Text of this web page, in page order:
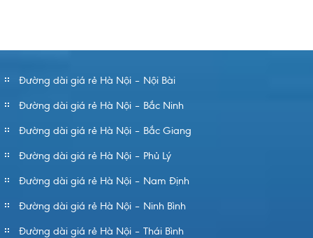
Đường dài giá rẻ Hà Nội – Nội Bài
Đường dài giá rẻ Hà Nội – Bắc Ninh
Đường dài giá rẻ Hà Nội – Bắc Giang
Đường dài giá rẻ Hà Nội – Phủ Lý
Đường dài giá rẻ Hà Nội – Nam Định
Đường dài giá rẻ Hà Nội – Ninh Bình
Đường dài giá rẻ Hà Nội – Thái Bình